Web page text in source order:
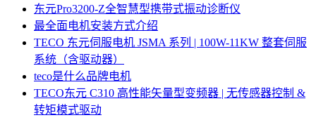
东元Pro3200-Z全智慧型携带式振动诊断仪
最全面电机安装方式介绍
TECO 东元伺服电机 JSMA 系列 | 100W-11KW 整套伺服
系统（含驱动器）
teco是什么品牌电机
TECO东元 C310 高性能矢量型变频器 | 无传感器控制 &
转矩模式驱动